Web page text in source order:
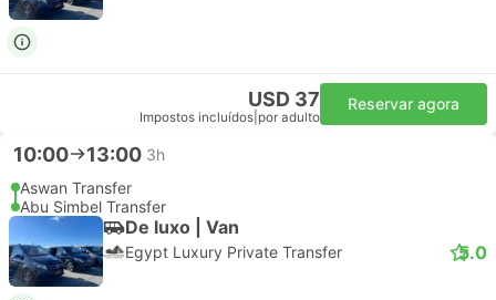
USD 37
Impostos incluídos por adulto
Reservar agora
10:00 13:00 3h
Aswan Transfer
Abu Simbel Transfer
De luxo | Van
Egypt Luxury Private Transfer 5.0